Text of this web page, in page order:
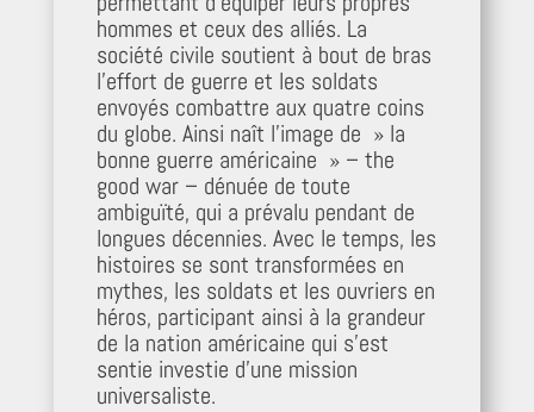
hommes et ceux des alliés. La
société civile soutient à bout de bras
l’effort de guerre et les soldats
envoyés combattre aux quatre coins
du globe. Ainsi naît l’image de » la
bonne guerre américaine » – the
good war – dénuée de toute
ambiguïté, qui a prévalu pendant de
longues décennies. Avec le temps, les
histoires se sont transformées en
mythes, les soldats et les ouvriers en
héros, participant ainsi à la grandeur
de la nation américaine qui s’est
sentie investie d’une mission
universaliste.